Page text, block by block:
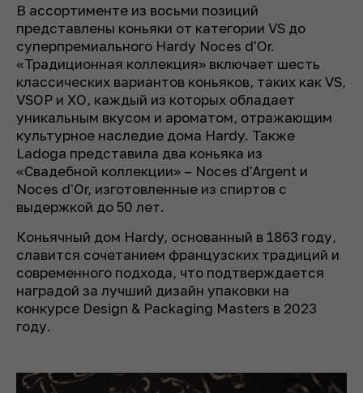
В ассортименте из восьми позиций
представлены коньяки от категории VS до
суперпремиального Hardy Noces d'Or.
«Традиционная коллекция» включает шесть
классических вариантов коньяков, таких как VS,
VSOP и XO, каждый из которых обладает
уникальным вкусом и ароматом, отражающим
культурное наследие дома Hardy. Также
Ladoga представила два коньяка из
«Свадебной коллекции» – Noces d'Argent и
Noces d'Or, изготовленные из спиртов с
выдержкой до 50 лет.
Коньячный дом Hardy, основанный в 1863 году,
славится сочетанием французских традиций и
современного подхода, что подтверждается
наградой за лучший дизайн упаковки на
конкурсе Design & Packaging Masters в 2023
году.